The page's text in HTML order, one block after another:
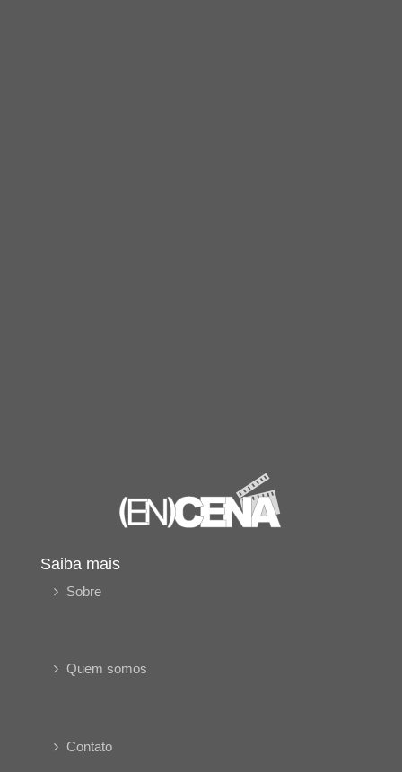
Saiba mais
Sobre
Quem somos
Contato